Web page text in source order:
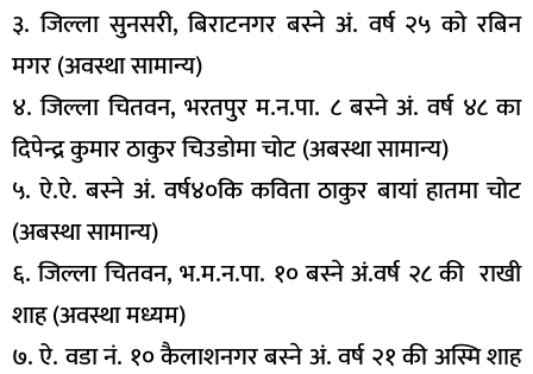
३. जिल्ला सुनसरी, बिराटनगर बस्ने अं. वर्ष २५ को रबिन
मगर (अवस्था सामान्य)
४. जिल्ला चितवन, भरतपुर म.न.पा. ८ बस्ने अं. वर्ष ४८ का
दिपेन्द्र कुमार ठाकुर चिउडोमा चोट (अबस्था सामान्य)
५. ऐ.ऐ. बस्ने अं. वर्ष४०कि कविता ठाकुर बायां हातमा चोट
(अबस्था सामान्य)
६. जिल्ला चितवन, भ.म.न.पा. १० बस्ने अं.वर्ष २८ की राखी
शाह (अवस्था मध्यम)
७. ऐ. वडा नं. १० कैलाशनगर बस्ने अं. वर्ष २१ की अस्मि शाह